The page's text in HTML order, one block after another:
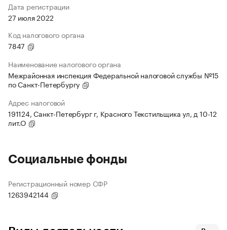
Дата регистрации
27 июля 2022
Код налогового органа
7847
Наименование налогового органа
Межрайонная инспекция Федеральной налоговой службы №15
по Санкт-Петербургу
Адрес налоговой
191124, Санкт-Петербург г, Красного Текстильщика ул, д 10-12
лит.О
Социальные фонды
Регистрационный номер СФР
1263942144